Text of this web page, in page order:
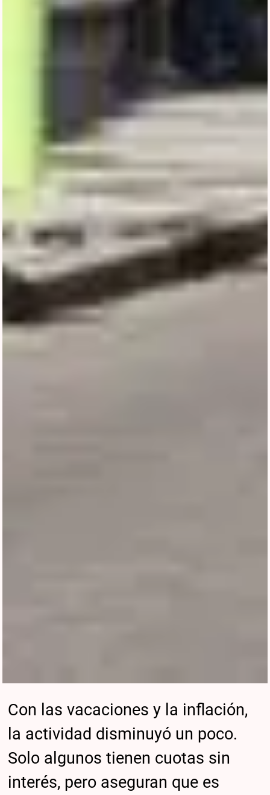
Con las vacaciones y la inflación,
la actividad disminuyó un poco.
Solo algunos tienen cuotas sin
interés, pero aseguran que es